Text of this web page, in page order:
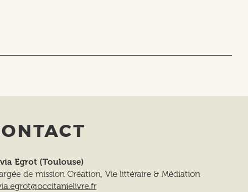
Egrot (Toulouse)
de mission Création, Vie littéraire & Médiation